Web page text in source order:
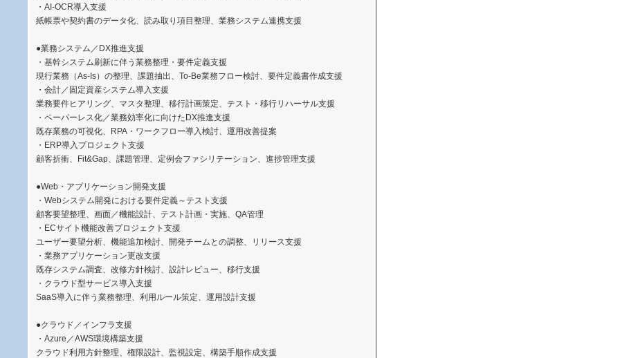
・AI-OCR導入支援
紙帳票や契約書のデータ化、読み取り項目整理、業務システム連携支援
●業務システム／DX推進支援
・基幹システム刷新に伴う業務整理・要件定義支援
現行業務（As-Is）の整理、課題抽出、To-Be業務フロー検討、要件定義書作成支援
・会計／固定資産システム導入支援
業務要件ヒアリング、マスタ整理、移行計画策定、テスト・移行リハーサル支援
・ペーパーレス化／業務効率化に向けたDX推進支援
既存業務の可視化、RPA・ワークフロー導入検討、運用改善提案
・ERP導入プロジェクト支援
顧客折衝、Fit&Gap、課題管理、定例会ファシリテーション、進捗管理支援
●Web・アプリケーション開発支援
・Webシステム開発における要件定義～テスト支援
顧客要望整理、画面／機能設計、テスト計画・実施、QA管理
・ECサイト機能改善プロジェクト支援
ユーザー要望分析、機能追加検討、開発チームとの調整、リリース支援
・業務アプリケーション更改支援
既存システム調査、改修方針検討、設計レビュー、移行支援
・クラウド型サービス導入支援
SaaS導入に伴う業務整理、利用ルール策定、運用設計支援
●クラウド／インフラ支援
・Azure／AWS環境構築支援
クラウド利用方針整理、権限設計、監視設定、構築手順作成支援